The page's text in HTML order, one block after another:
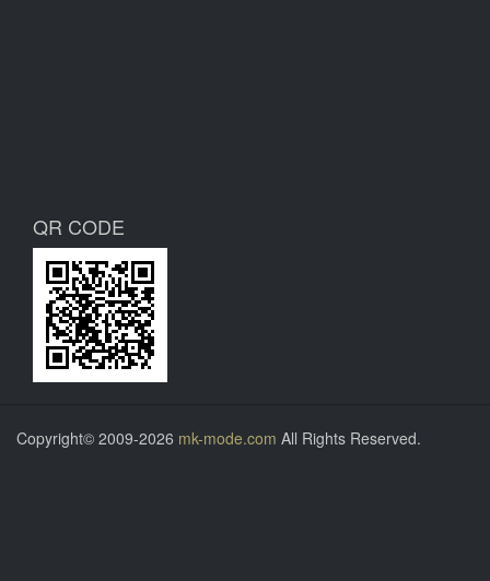
QR CODE
Copyright© 2009-2026 mk-mode.com All Rights Reserved.